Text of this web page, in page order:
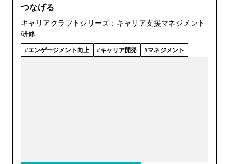
つなげる
キャリアクラフトシリーズ：キャリア支援マネジメント
研修
エンゲージメント向上 キャリア開発 マネジメント